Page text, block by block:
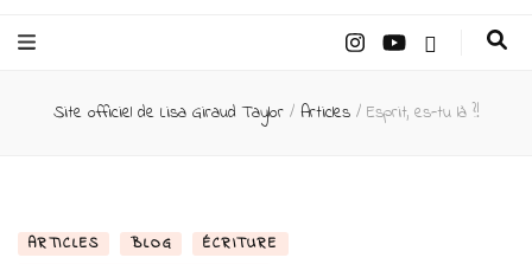
Taylor –
Site officiel de Lisa Giraud Taylor / Articles / Esprit, es-tu là ?!
ARTICLES BLOG
ÉCRITURE